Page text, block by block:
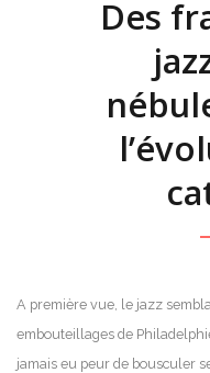
Des
A première vue, le jazz
embouteillages de
jamais eu peur de bousculer